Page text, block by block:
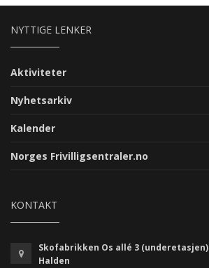
NYTTIGE LENKER
Aktiviteter
Nyhetsarkiv
Kalender
Norges Frivilligsentraler.no
KONTAKT
Skofabrikken Os allé 3 (underetasjen)
Halden